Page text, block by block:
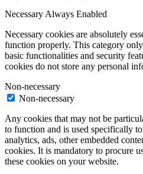
NecessaryAlways Enabled
Necessary cookies are absolutely
function properly. This category
basic functionalities and security
cookies do not store any personal
Non-necessary
Non-necessary
Any cookies that may not be
to function and is used specifically
analytics, ads, other embedded
cookies. It is mandatory to procure
these cookies on your website.